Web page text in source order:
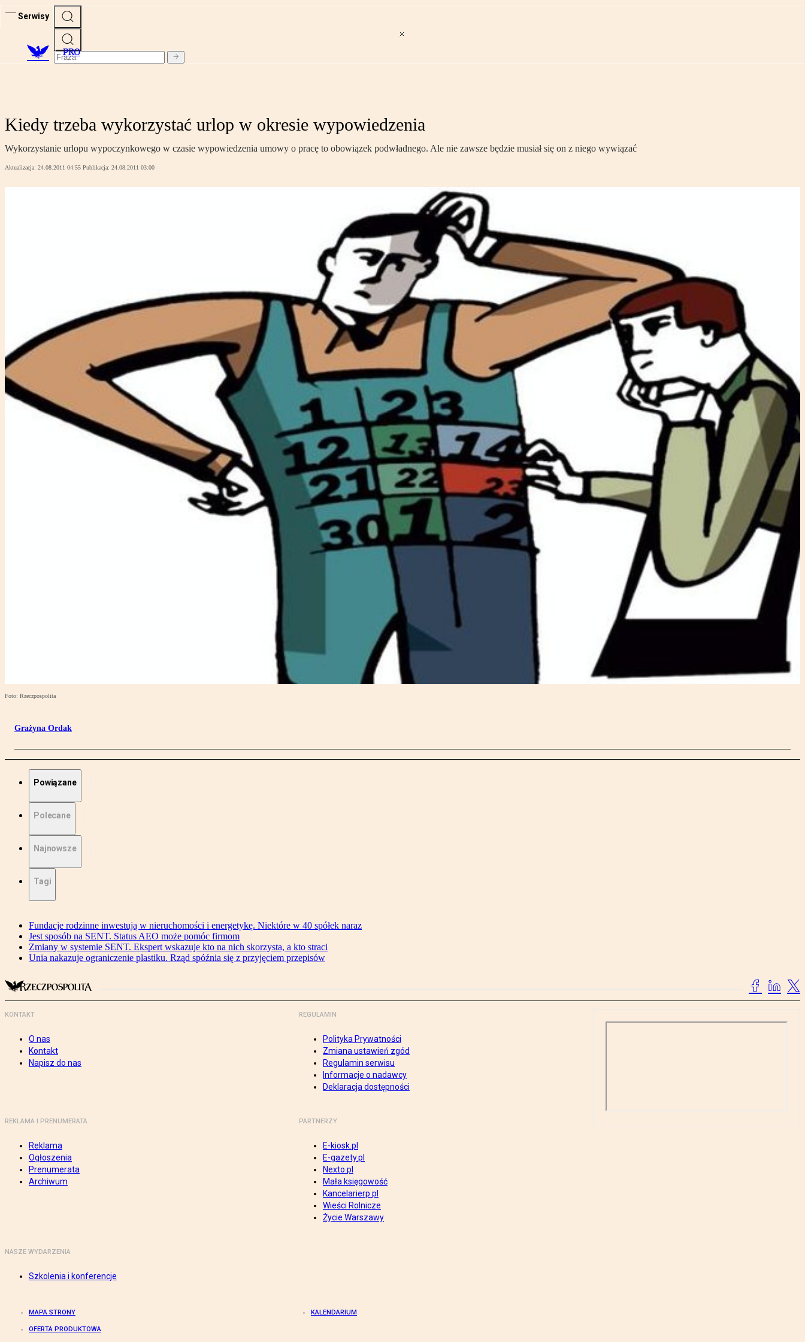
Serwisy
PRO
Kiedy trzeba wykorzystać urlop w okresie wypowiedzenia
Wykorzystanie urlopu wypoczynkowego w czasie wypowiedzenia umowy o pracę to obowiązek podwładnego. Ale nie zawsze będzie musiał się on z niego wywiązać
Aktualizacja: 24.08.2011 04:55 Publikacja: 24.08.2011 03:00
Foto: Rzeczpospolita
Grażyna Ordak
Powiązane
Polecane
Najnowsze
Tagi
Fundacje rodzinne inwestują w nieruchomości i energetykę. Niektóre w 40 spółek naraz
Jest sposób na SENT. Status AEO może pomóc firmom
Zmiany w systemie SENT. Ekspert wskazuje kto na nich skorzysta, a kto straci
Unia nakazuje ograniczenie plastiku. Rząd spóźnia się z przyjęciem przepisów
KONTAKT
O nas
Kontakt
Napisz do nas
REGULAMIN
Polityka Prywatności
Zmiana ustawień zgód
Regulamin serwisu
Informacje o nadawcy
Deklaracja dostępności
REKLAMA I PRENUMERATA
Reklama
Ogłoszenia
Prenumerata
Archiwum
PARTNERZY
E-kiosk.pl
E-gazety.pl
Nexto.pl
Mała księgowość
Kancelarierp.pl
Wieści Rolnicze
Życie Warszawy
NASZE WYDARZENIA
Szkolenia i konferencje
MAPA STRONY KALENDARIUM
OFERTA PRODUKTOWA